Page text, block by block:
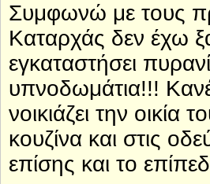
Συμφωνώ με τους
Καταρχάς δεν έχω
εγκαταστήσει
υπνοδωμάτια!!!
νοικιάζει την
κουζίνα και στις
επίσης και το